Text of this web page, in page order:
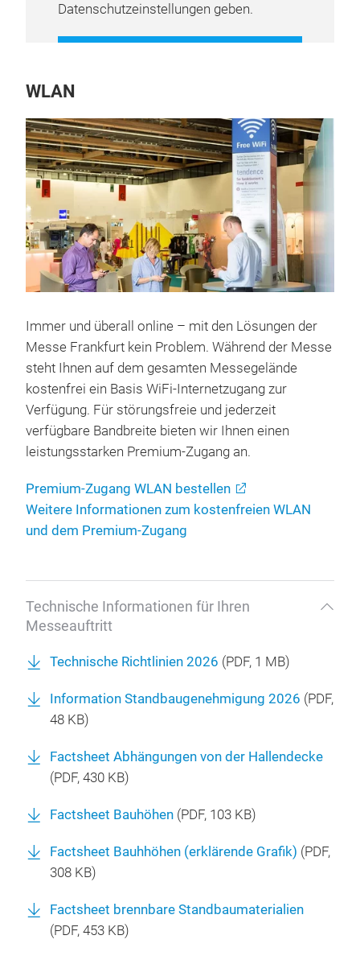
Datenschutzeinstellungen geben.
WLAN
Immer und überall online – mit den Lösungen der
Messe Frankfurt kein Problem. Während der Messe
steht Ihnen auf dem gesamten Messegelände
kostenfrei ein Basis WiFi-Internetzugang zur
Verfügung. Für störungsfreie und jederzeit
verfügbare Bandbreite bieten wir Ihnen einen
leistungsstarken Premium-Zugang an.
Premium-Zugang WLAN bestellen
Weitere Informationen zum kostenfreien WLAN
und dem Premium-Zugang
Technische Informationen für Ihren
Messeauftritt
Technische Richtlinien 2026 (PDF, 1 MB)
Information Standbaugenehmigung 2026 (PDF,
48 KB)
Factsheet Abhängungen von der Hallendecke
(PDF, 430 KB)
Factsheet Bauhöhen (PDF, 103 KB)
Factsheet Bauhhöhen (erklärende Grafik) (PDF,
308 KB)
Factsheet brennbare Standbaumaterialien
(PDF, 453 KB)